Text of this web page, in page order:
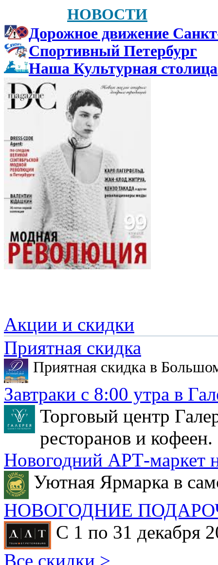
НОВОСТИ
Дорожное движение
Спортивный Петербург
Наша Культурная столица
Акции и скидки
Приятная скидка
Приятная скидка в
Завтраки с 8:00 утра в
Торговый центр
ресторанов и кофеен.
Новогодний АРТ-маркет
Уютная Ярмарка в
НОВОГОДНИЕ
С 1 по 31 декабря
Все скидки >